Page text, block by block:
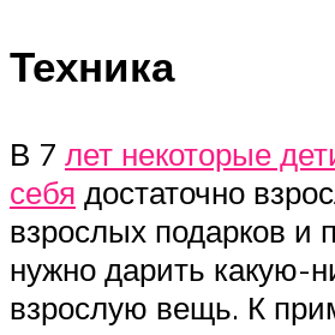
Техника
В 7 лет некоторые
себя достаточно
взрослых подарков и
нужно дарить какую-
взрослую вещь. К